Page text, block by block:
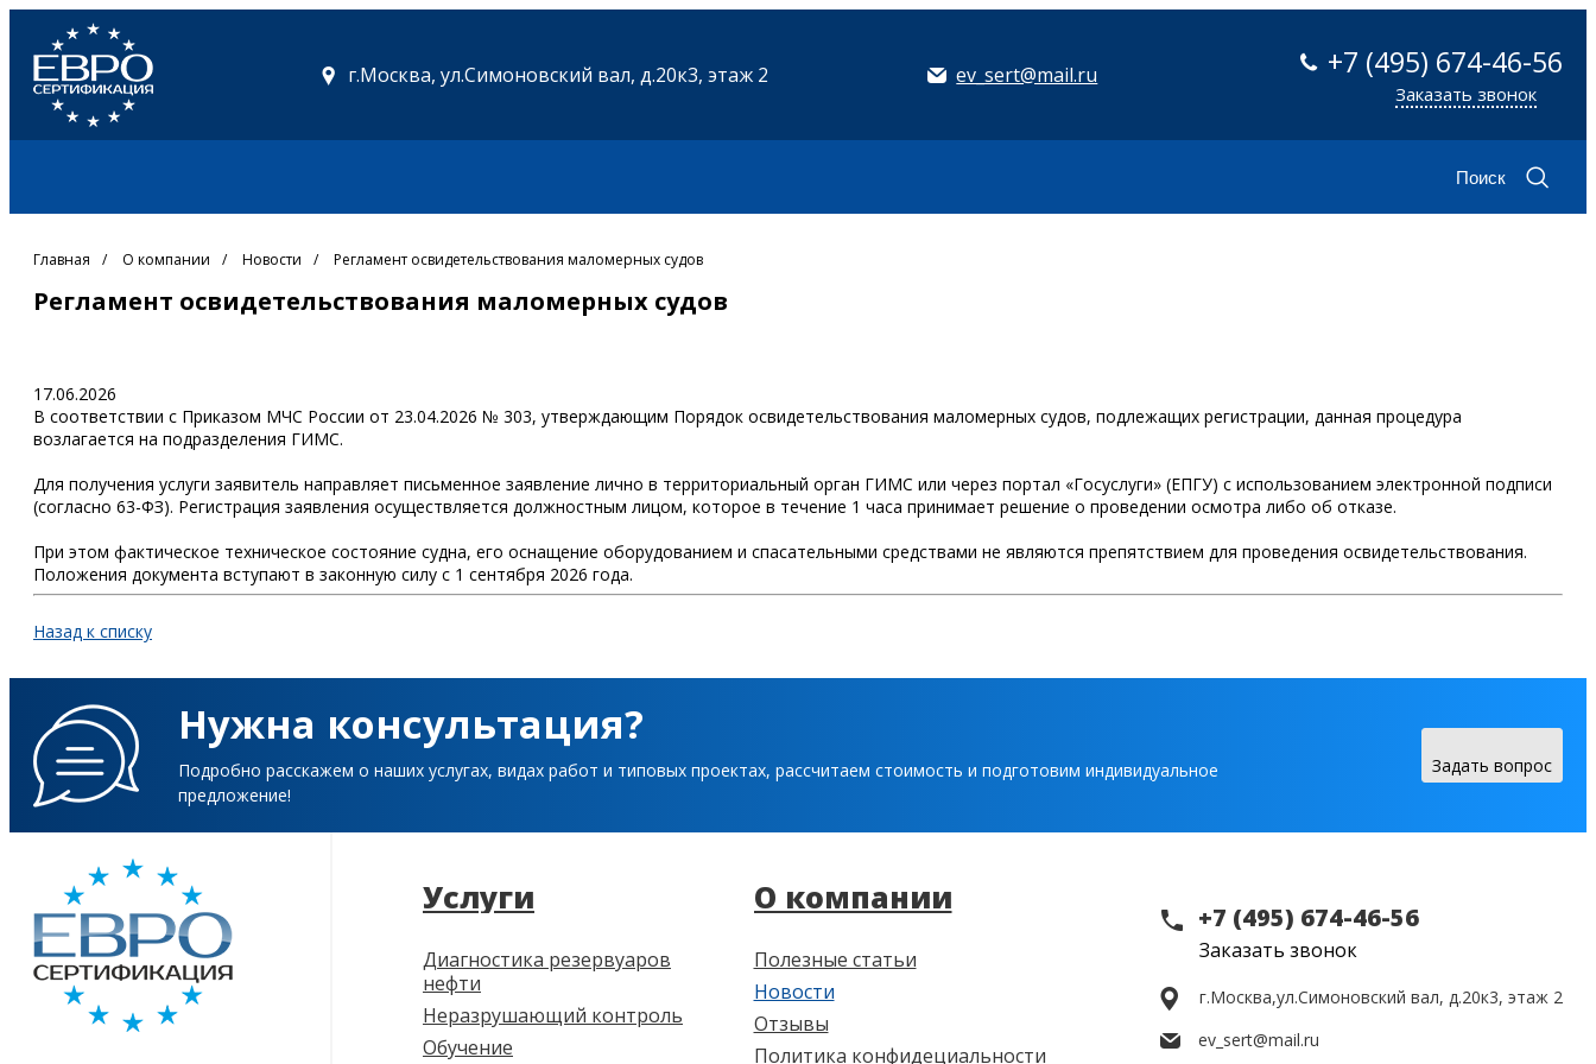
г.Москва, ул.Симоновский вал, д.20к3, этаж 2 ev_sert@mail.ru +7 (495) 674-46-56
Заказать звонок
Поиск
Главная / О компании / Новости / Регламент освидетельствования маломерных судов
Регламент освидетельствования маломерных судов
17.06.2026
В соответствии с Приказом МЧС России от 23.04.2026 № 303, утверждающим Порядок освидетельствования маломерных судов, подлежащих регистрации, данная процедура
возлагается на подразделения ГИМС.
Для получения услуги заявитель направляет письменное заявление лично в территориальный орган ГИМС или через портал «Госуслуги» (ЕПГУ) с использованием электронной подписи
(согласно 63-ФЗ). Регистрация заявления осуществляется должностным лицом, которое в течение 1 часа принимает решение о проведении осмотра либо об отказе.
При этом фактическое техническое состояние судна, его оснащение оборудованием и спасательными средствами не являются препятствием для проведения освидетельствования.
Положения документа вступают в законную силу с 1 сентября 2026 года.
Назад к списку
Нужна консультация?
Подробно расскажем о наших услугах, видах работ и типовых проектах, рассчитаем стоимость и подготовим индивидуальное
предложение!
Задать вопрос
Услуги
Диагностика резервуаров
нефти
Неразрушающий контроль
Обучение
О компании
Полезные статьи
Новости
Отзывы
Политика конфидециальности
+7 (495) 674-46-56
Заказать звонок
г.Москва,ул.Симоновский вал, д.20к3, этаж 2
ev_sert@mail.ru